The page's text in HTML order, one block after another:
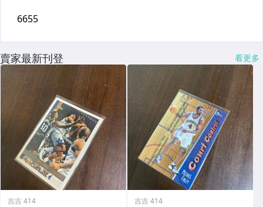
賣家最新刊登 看更多
吉吉 414 吉吉 414